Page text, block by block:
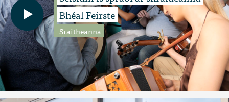
Bhéal Feirste
Sraitheanna